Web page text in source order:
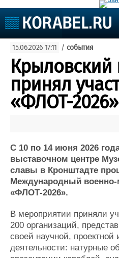
Судоходство
Судоремонт
События
Пресс-релизы
Порты
Рыболовство
ВМФ
Образование
Судостроение
Пульс
Новости
Компании
Работа
Крюинг
Журнал
Реклама
Доска
Услуги
15.06.2026 17:11 / события
Крыловский
принял
«ФЛОТ-2026»
С 10 по 14 июня 2026
выставочном центре
славы в Кронштадте
Международный военно-
«ФЛОТ-2026».
В мероприятии приняли
200 организаций,
своей научной, проектной
деятельности: натурные